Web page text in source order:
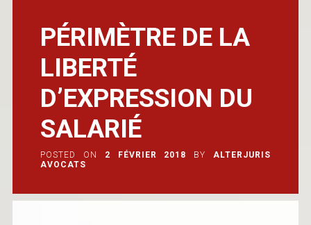
PÉRIMÈTRE DE LA
LIBERTÉ
D’EXPRESSION DU
SALARIÉ
POSTED ON 2 FÉVRIER 2018 BY
ALTERJURIS
AVOCATS